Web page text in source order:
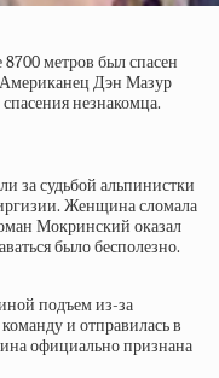
8700 метров был спасен
Дэн Мазур
незнакомца.
за судьбой альпинистки
Женщина сломала
Мокринский оказал
было бесполезно.
подъем из-за
и отправилась в
официально признана